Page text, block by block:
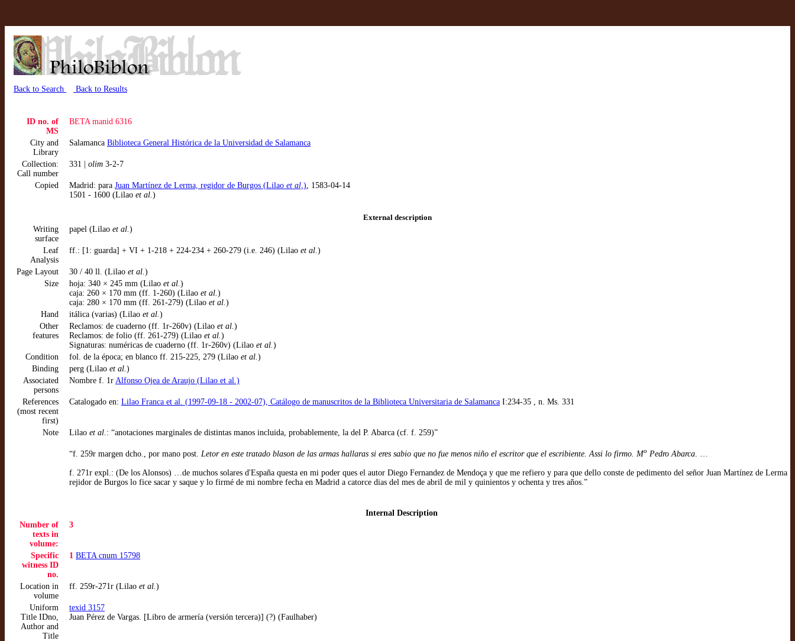
Back to Search Back to Results
ID no. of
MS
BETA manid 6316
City and
Library
Salamanca Biblioteca General Histórica de la Universidad de Salamanca
Collection:
Call number
331 | olim 3-2-7
Copied Madrid: para Juan Martínez de Lerma, regidor de Burgos (Lilao et al,), 1583-04-14
1501 - 1600 (Lilao et al.)
External description
Writing
surface
papel (Lilao et al.)
Leaf
Analysis
ff.: [1: guarda] + VI + 1-218 + 224-234 + 260-279 (i.e. 246) (Lilao et al.)
Page Layout 30 / 40 ll. (Lilao et al.)
Size
hoja: 340 × 245 mm (Lilao et al.)
caja: 260 × 170 mm (ff. 1-260) (Lilao et al.)
caja: 280 × 170 mm (ff. 261-279) (Lilao et al.)
Hand
itálica (varias) (Lilao et al.)
Other
features
Reclamos: de cuaderno (ff. 1r-260v) (Lilao et al.)
Reclamos: de folio (ff. 261-279) (Lilao et al.)
Signaturas: numéricas de cuaderno (ff. 1r-260v) (Lilao et al.)
Condition
fol. de la época; en blanco ff. 215-225, 279 (Lilao et al.)
Binding
perg (Lilao et al.)
Associated
persons
Nombre f. 1r Alfonso Ojea de Araujo (Lilao et al.)
References
(most recent
first)
Catalogado en: Lilao Franca et al. (1997-09-18 - 2002-07), Catálogo de manuscritos de la Biblioteca Universitaria de Salamanca I:234-35 , n. Ms. 331
Note Lilao et al. : “anotaciones marginales de distintas manos incluida, probablemente, la del P. Abarca (cf. f. 259)”
“f. 259r margen dcho., por mano post. Letor en este tratado blason de las armas hallaras si eres sabio que no fue menos niño el escritor que el escribiente. Assi lo firmo. Mo Pedro Abarca
f. 271r expl.: (De los Alonsos) …de muchos solares d'España questa en mi poder ques el autor Diego Fernandez de Mendoça y que me refiero y para que dello conste de pedimento del señor Juan Martínez de Lerma
rejidor de Burgos lo fice sacar y saque y lo firmé de mi nombre fecha en Madrid a catorce dias del mes de abril de mil y quinientos y ochenta y tres años.”
Internal Description
Number of
texts in
volume:
3
Specific
witness ID
no.
1 BETA cnum 15798
Location in
volume
ff. 259r-271r (Lilao et al.)
Uniform
Title IDno,
Author and
Title
texid 3157
Juan Pérez de Vargas. [Libro de armería (versión tercera)] (?) (Faulhaber)